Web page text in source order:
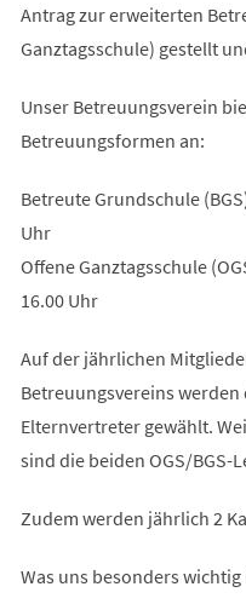
Antrag zur erweiterten
Ganztagsschule) gestellt
Unser Betreuungsverein
Betreuungsformen an:
Betreute Grundschule
Uhr
Offene Ganztagsschule
16.00 Uhr
Auf der jährlichen
Betreuungsvereins
Elternvertreter gewählt.
sind die beiden OGS/BGS-
Zudem werden jährlich 2
Was uns besonders wichtig